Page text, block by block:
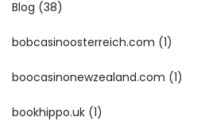
Blog (38)
bobcasinoosterreich.com (1)
boocasinonewzealand.com (1)
bookhippo.uk (1)